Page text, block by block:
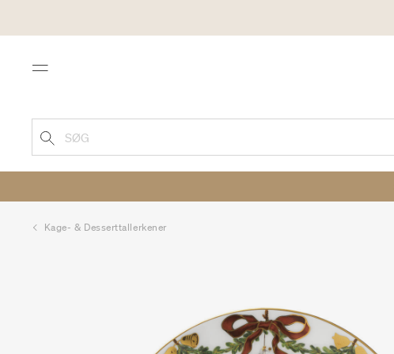
Menu
SØG
Kage- & Desserttallerkener